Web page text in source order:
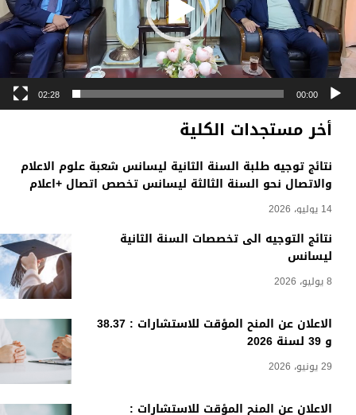
أخر مستجدات الكلية
نتائج توجيه طلبة السنة الثانية ليسانس شعبة علوم الاعلام
والاتصال نحو السنة الثالثة ليسانس تخصص اتصال +اعلام
14 يوليو، 2026
نتائج التوجيه الى تخصصات السنة الثانية
ليسانس
8 يوليو، 2026
الاعلان عن المنح المؤقت للاستشارات : 38.37
و 39 لسنة 2026
29 يونيو، 2026
الاعلان عن المنح المؤقت للاستشارات :
00:00
02:28